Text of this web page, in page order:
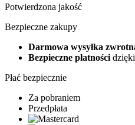
Potwierdzona jakość
Bezpieczne zakupy
Darmowa wysyłka
Bezpieczne płatności
Płać bezpiecznie
Za pobraniem
Przedpłata